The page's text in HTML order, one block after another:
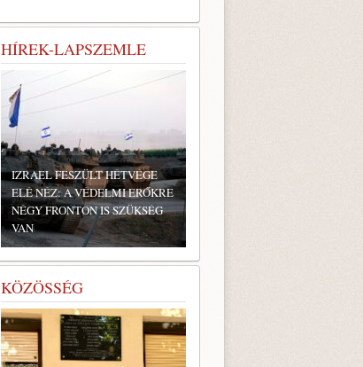
HÍREK-LAPSZEMLE
IZRAEL FESZÜLT HÉTVÉGE
ELÉ NÉZ: A VÉDELMI ERŐKRE
NÉGY FRONTON IS SZÜKSÉG
VAN
KÖZÖSSÉG